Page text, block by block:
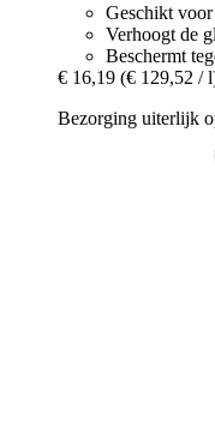
Geschikt
Verhoogt de
Beschermt
€ 16,19 (€ 129,52 /
Bezorging uiterlijk